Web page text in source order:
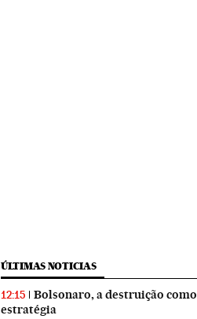
ÚLTIMAS NOTICIAS
12:15
Bolsonaro, a destruição como
estratégia